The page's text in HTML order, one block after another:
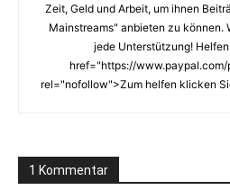
Zeit, Geld und Arbeit, um ihnen
Mainstreams" anbieten zu können.
jede Unterstützung!
href="https://
rel="nofollow">Zum helfen klicken
1 Kommentar